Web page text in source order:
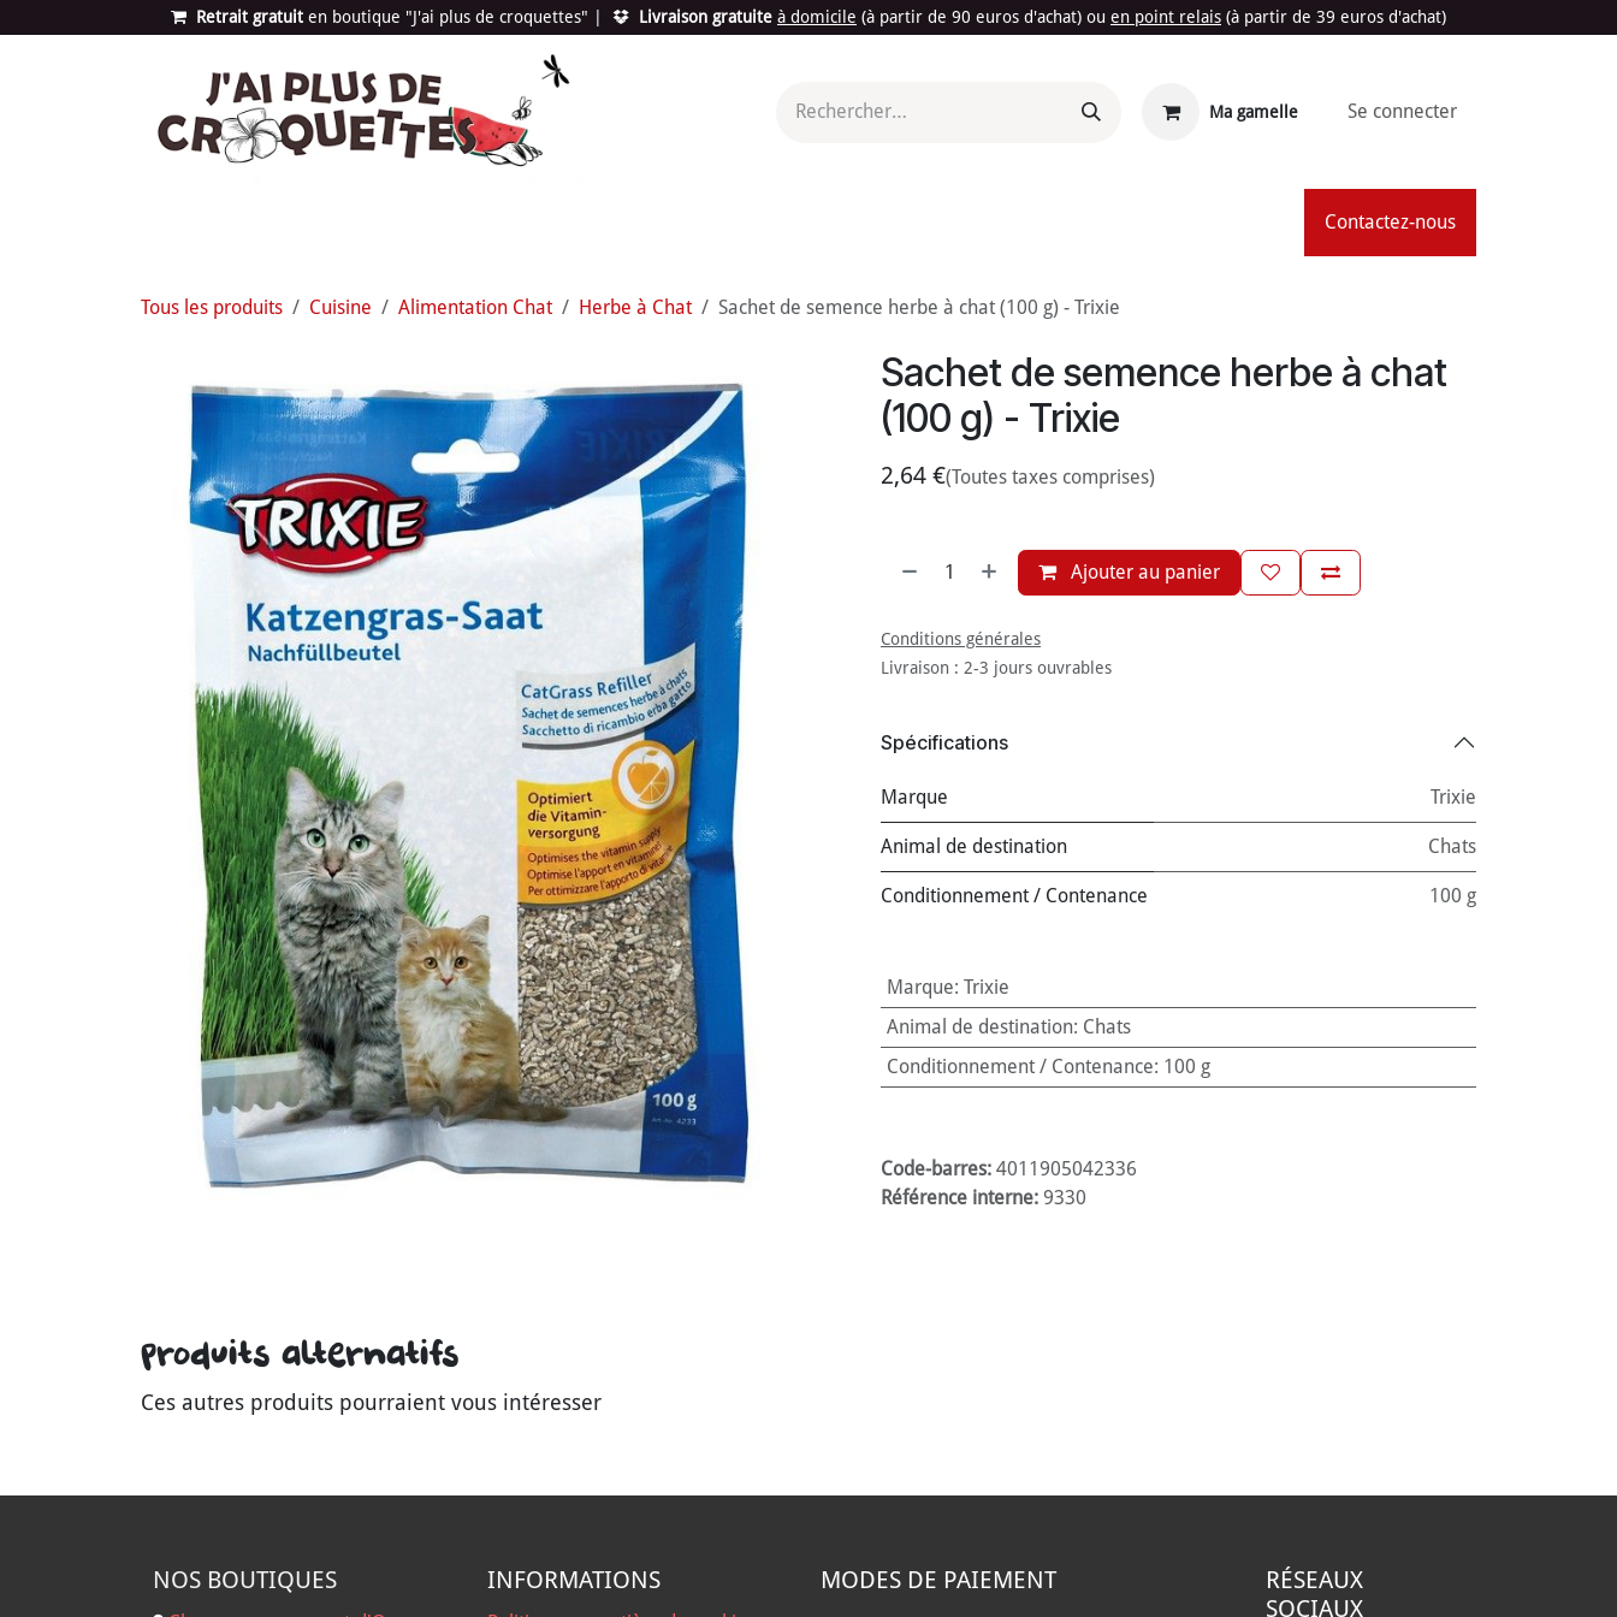
Se rendre au contenu Retrait gratuit en bou​​​​​​tique "J'ai plus de croquettes" Livraison gratuite à domicile (à partir de 90 euros d'achat) ou en point relais (à partir de 39 euros d'achat)
Ma gamelle Se connecter
Contactez-nous
Tous les produits Cuisine Alimentation Chat Herbe à Chat Sachet de semence herbe à chat (100 g) - Trixie
Sachet de semence herbe à chat
(100 g) - Trixie
2,64 €(Toutes taxes comprises)
Ajouter au panier
Conditions générales
Livraison : 2-3 jours ouvrables
Spécifications
Marque Trixie
Animal de destination Chats
Conditionnement / Contenance 100 g
Marque: Trixie
Animal de destination: Chats
Conditionnement / Contenance: 100 g
Code-barres: 4011905042336
Référence interne: 9330
Produits alternatifs
Ces autres produits pourraient vous intéresser
NOS BOUTIQUES INFORMATIONS
RÉSEAUX
SOCIAUX
MODES DE PAIEMENT